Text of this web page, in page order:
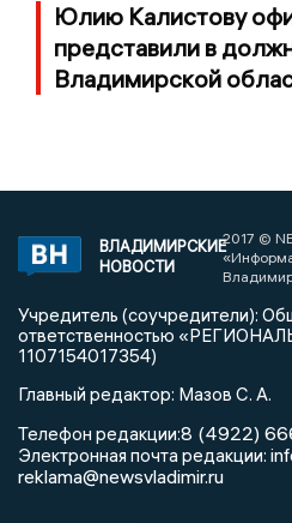
Юлию Калистову
представили в
Владимирской
ВЛАДИМИРСКИЕ
НОВОСТИ
2017 ©
Учредитель (соучредители):
ответственностью
1107154017354)
Главный редактор: Мазов С. А.
Телефон редакции:8 (4922)
Электронная почта редакции:
reklama@newsvladimir.ru